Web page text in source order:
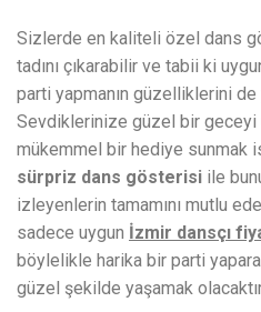
Sizlerde en kaliteli özel dans
tadını çıkarabilir ve tabii ki
parti yapmanın güzelliklerini
Sevdiklerinize güzel bir geceyi
mükemmel bir hediye sunmak
sürpriz dans gösterisi ile
izleyenlerin tamamını mutlu
sadece uygun İzmir dansçı
böylelikle harika bir parti
güzel şekilde yaşamak